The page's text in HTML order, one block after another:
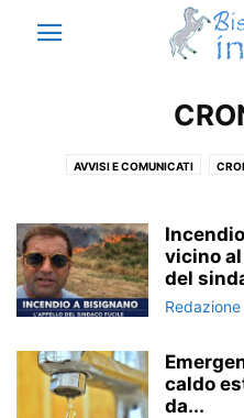
AVVISI E COMUNICATI
vicino al
del
Redazione
caldo
da...